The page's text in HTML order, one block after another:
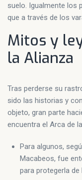
suelo. Igualmente los
que a través de los
Mitos y
la Alianza
Tras perderse su
sido las historias y
objeto, gran parte
encuentra el Arca de
Para algunos,
Macabeos, fue
para protegerla de